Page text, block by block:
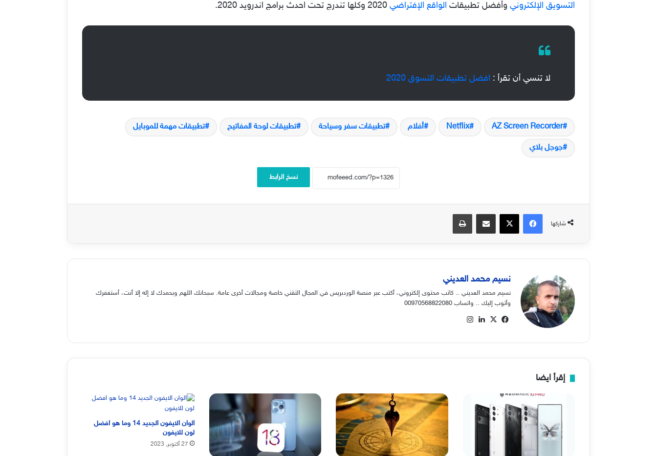
التسويق الإلكتروني وأفضل تطبيقات الواقع الإفتراضي
لا تنسي أن تقرأ : افضل تطبيقات التسوق 2020
AZ Screen Recorder
Netflix أفلام تطبيقات سفر وسياحة تطبيقات لوحة المفاتيح تطبيقات مهمة للموبايل
جوجل بلاي
نسخ الرابط
شاركها
فيسبوك‫X مشاركة عبر البريد طباعة
نسيم محمد العديني
نسيم محمد العديني .. كاتب محتوى إلكتروني، أكتب عبر منصة الوردبريس في المجال التقني خاصة ومجالات أخرى عامة. سبحانك اللهم وبحمدك لا إله إلا أنت، أستغفرك
وأتوب إليك .. واتساب 00970568822080
فيسبوك
‫X لينكدإن
إقرأ ايضا
الوان الايفون الجديد 14 وما هو افضل
لون للايفون
27 أكتوبر, 2023